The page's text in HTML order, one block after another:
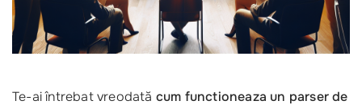
Te-ai întrebat vreodată cum functioneaza un parser de